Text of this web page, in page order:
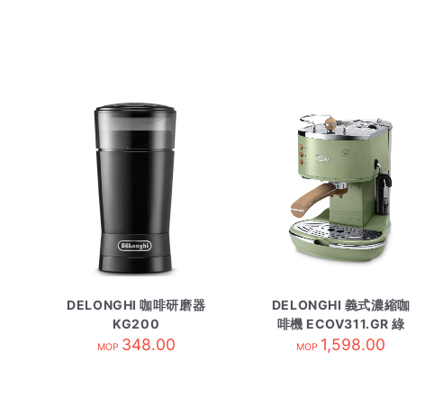
DELONGHI 咖啡研磨器
KG200
MOP 348.00
DELONGHI 義式濃縮咖
啡機 ECOV311.GR 綠
色
MOP 1,598.00